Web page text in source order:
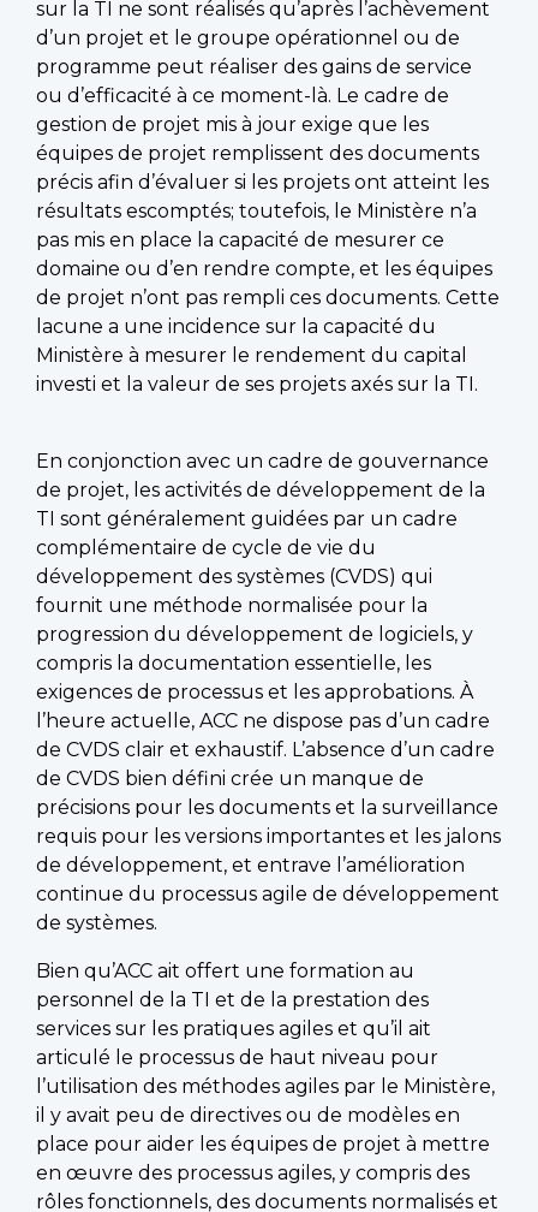
sur la TI ne sont réalisés qu’après l’achèvement
d’un projet et le groupe opérationnel ou de
programme peut réaliser des gains de service
ou d’efficacité à ce moment-là. Le cadre de
gestion de projet mis à jour exige que les
équipes de projet remplissent des documents
précis afin d’évaluer si les projets ont atteint les
résultats escomptés; toutefois, le Ministère n’a
pas mis en place la capacité de mesurer ce
domaine ou d’en rendre compte, et les équipes
de projet n’ont pas rempli ces documents. Cette
lacune a une incidence sur la capacité du
Ministère à mesurer le rendement du capital
investi et la valeur de ses projets axés sur la TI.
En conjonction avec un cadre de gouvernance
de projet, les activités de développement de la
TI sont généralement guidées par un cadre
complémentaire de cycle de vie du
développement des systèmes (CVDS) qui
fournit une méthode normalisée pour la
progression du développement de logiciels, y
compris la documentation essentielle, les
exigences de processus et les approbations. À
l’heure actuelle, ACC ne dispose pas d’un cadre
de CVDS clair et exhaustif. L’absence d’un cadre
de CVDS bien défini crée un manque de
précisions pour les documents et la surveillance
requis pour les versions importantes et les jalons
de développement, et entrave l’amélioration
continue du processus agile de développement
de systèmes.
Bien qu’ACC ait offert une formation au
personnel de la TI et de la prestation des
services sur les pratiques agiles et qu’il ait
articulé le processus de haut niveau pour
l’utilisation des méthodes agiles par le Ministère,
il y avait peu de directives ou de modèles en
place pour aider les équipes de projet à mettre
en œuvre des processus agiles, y compris des
rôles fonctionnels, des documents normalisés et